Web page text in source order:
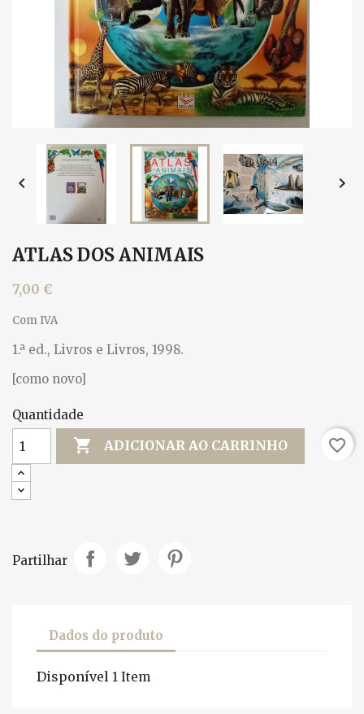
 
ATLAS DOS ANIMAIS
7,00 €
Com IVA
1.ª ed., Livros e Livros, 1998.
[como novo]
Quantidade
 ADICIONAR AO CARRINHO favorite_border
Partilhar
Dados do produto
Disponível 1 Item